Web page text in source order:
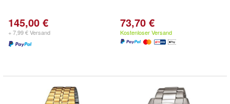
145,00 €
+ 7,99 € Versand
73,70 €
Kostenloser Versand